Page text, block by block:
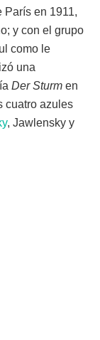
París en 1911,
y con el grupo
como le
una
Der Sturm en
cuatro azules
, Jawlensky y